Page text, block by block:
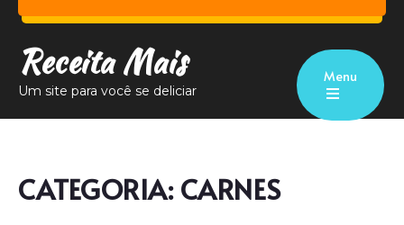
Receita Mais
Um site para você se deliciar
Menu
CATEGORIA:CARNES